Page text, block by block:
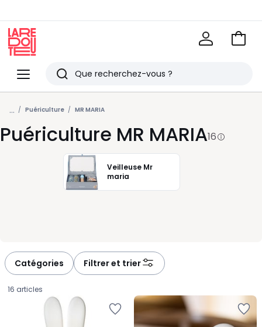
Menu
Redoute
Rechercher
Derniers
articles
vus
Voir
... Puériculture MR MARIA
Puériculture MR MARIA16
Veilleuse Mr
maria
Catégories Filtrer et trier
16 articles